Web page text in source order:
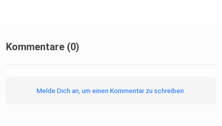
Kommentare (0)
Melde Dich an, um einen Kommentar zu schreiben.